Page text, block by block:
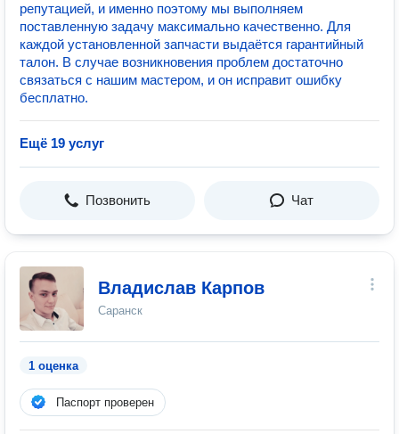
репутацией, и именно поэтому мы выполняем
поставленную задачу максимально качественно. Для
каждой установленной запчасти выдаётся гарантийный
талон. В случае возникновения проблем достаточно
связаться с нашим мастером, и он исправит ошибку
бесплатно.
Ещё 19 услуг
Позвонить Чат
Владислав Карпов
Саранск
1 оценка
Паспорт проверен